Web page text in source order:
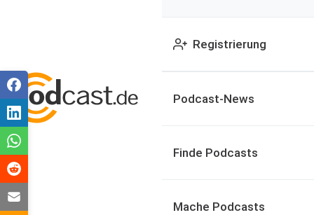
Registrierung
Podcast-News
Finde Podcasts
Mache Podcasts